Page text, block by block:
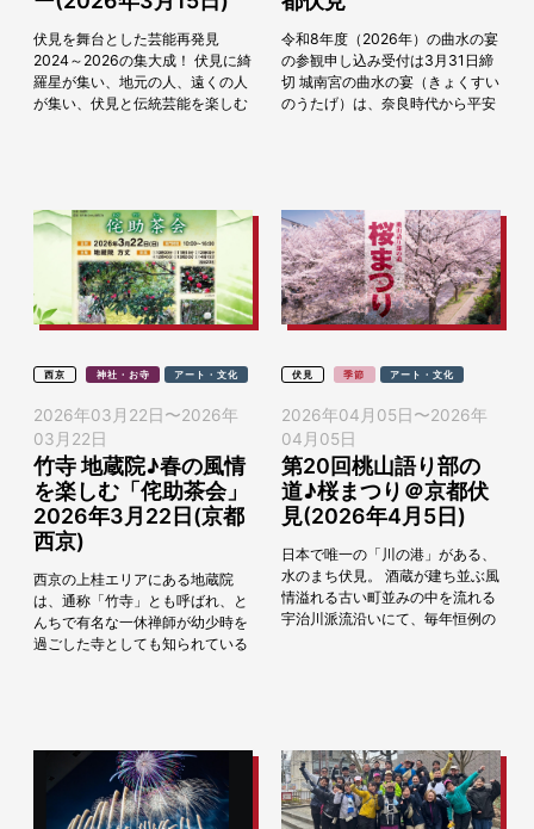
伏見を舞台とした芸能再発見
2024～2026の集大成！ 伏見に綺
羅星が集い、地元の人、遠くの人
が集い、伏見と伝統芸能を楽しむ
令和8年度（2026年）の曲水の宴
の参観申し込み受付は3月31日締
切 城南宮の曲水の宴（きょくすい
のうたげ）は、奈良時代から平安
西京 神社・お寺 アート・文化
2026年03月22日〜2026年
03月22日
竹寺 地蔵院♪春の風情
を楽しむ「侘助茶会」
2026年3月22日(京都
西京)
西京の上桂エリアにある地蔵院
は、通称「竹寺」とも呼ばれ、と
んちで有名な一休禅師が幼少時を
過ごした寺としても知られている
伏見 季節 アート・文化
2026年04月05日〜2026年
04月05日
第20回桃山語り部の
道♪桜まつり＠京都伏
見(2026年4月5日)
日本で唯一の「川の港」がある、
水のまち伏見。 酒蔵が建ち並ぶ風
情溢れる古い町並みの中を流れる
宇治川派流沿いにて、毎年恒例の